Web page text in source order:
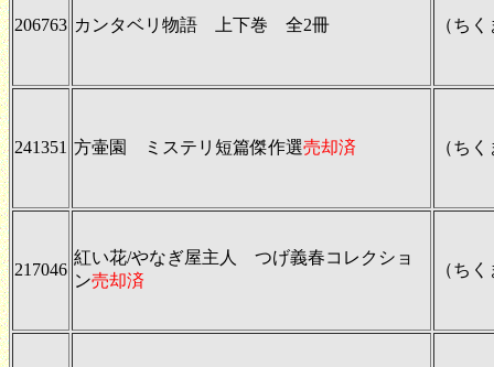
206763 カンタベリ物語 上下巻 全2冊 （ち
241351 方壷園 ミステリ短篇傑作選売却済 （ち
217046
紅い花/やなぎ屋主人 つげ義春コレクショ
ン売却済
（ち